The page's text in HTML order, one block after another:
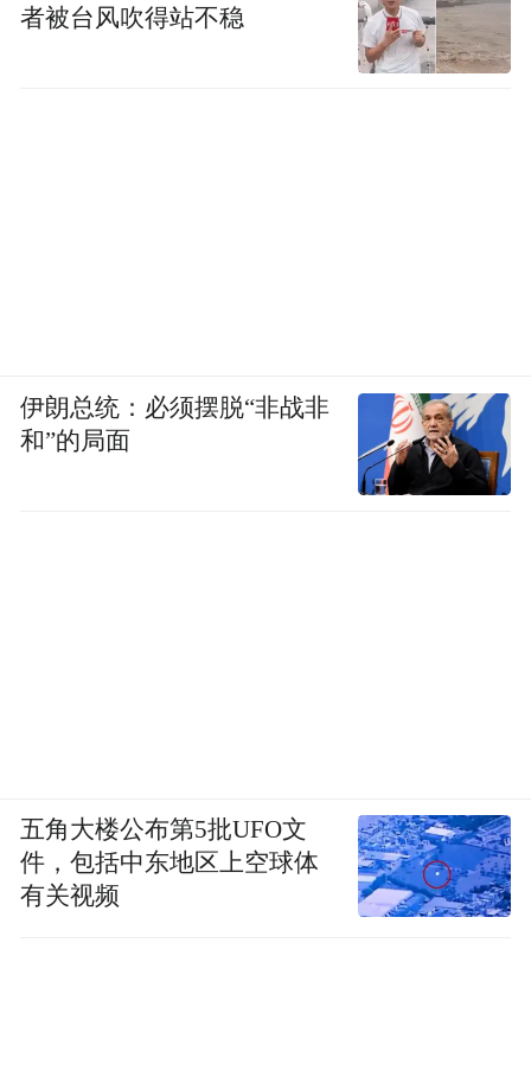
者被台风吹得站不稳
伊朗总统：必须摆脱“非战非
和”的局面
五角大楼公布第5批UFO文
件，包括中东地区上空球体
有关视频